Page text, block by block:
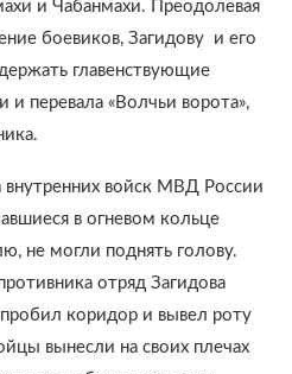
и Чабанмахи. Преодолевая
боевиков, Загидову и его
главенствующие
перевала «Волчьи ворота»,
внутренних войск МВД России
в огневом кольце
не могли поднять голову.
отряд Загидова
коридор и вывел роту
вынесли на своих плечах